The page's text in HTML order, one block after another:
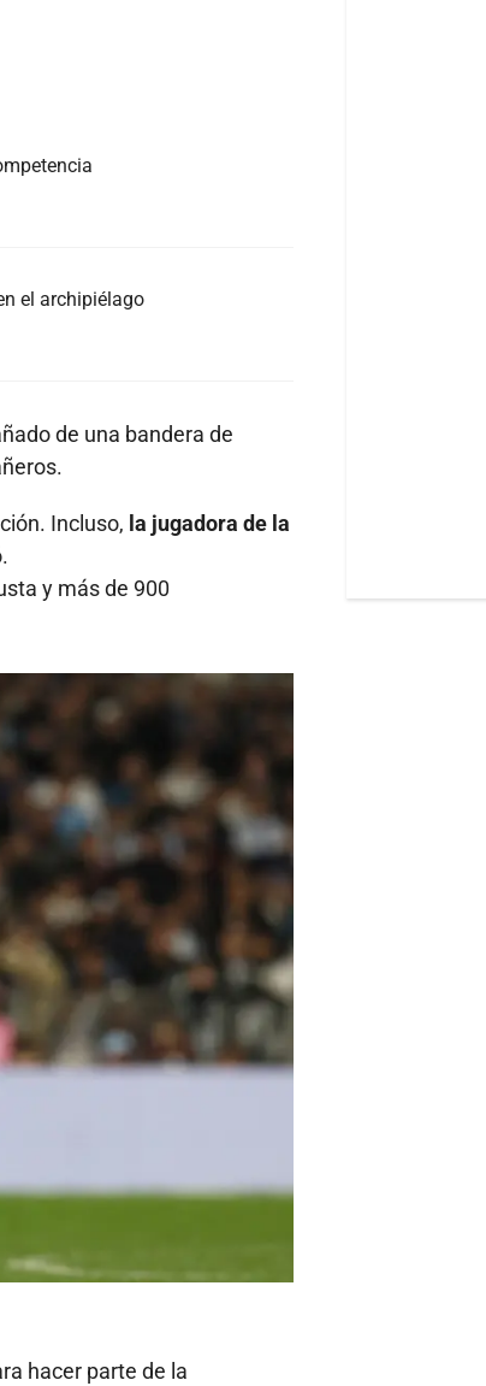
el archipiélago
de una bandera de
Incluso, la jugadora de la
y más de 900
hacer parte de la